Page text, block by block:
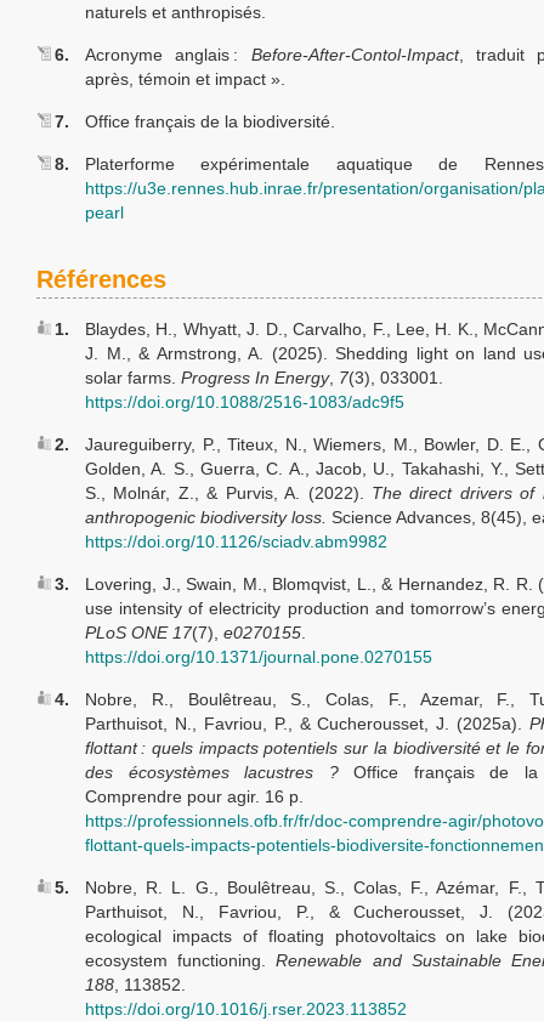
naturels et anthropisés.
6. Acronyme anglais : Before-After-Contol-Impact, traduit
après, témoin et impact ».
7. Office français de la biodiversité.
8.
Platerforme expérimentale aquatique de
https://u3e.rennes.hub.inrae.fr/presentation/organisation/
pearl
Références
1.
Blaydes, H., Whyatt, J. D., Carvalho, F., Lee, H. K.,
J. M., & Armstrong, A. (2025). Shedding light on land
solar farms. Progress In Energy, 7(3), 033001.
https://doi.org/10.1088/2516-1083/adc9f5
2.
Jaureguiberry, P., Titeux, N., Wiemers, M., Bowler, D. E.,
Golden, A. S., Guerra, C. A., Jacob, U., Takahashi, Y.,
S., Molnár, Z., & Purvis, A. (2022). The direct drivers of
anthropogenic biodiversity loss. Science Advances, 8(45),
https://doi.org/10.1126/sciadv.abm9982
3.
Lovering, J., Swain, M., Blomqvist, L., & Hernandez, R. R.
use intensity of electricity production and tomorrow’s
PLoS ONE 17(7), e0270155.
https://doi.org/10.1371/journal.pone.0270155
4.
Nobre, R., Boulêtreau, S., Colas, F., Azemar, F.,
Parthuisot, N., Favriou, P., & Cucherousset, J. (2025a).
flottant : quels impacts potentiels sur la biodiversité et le
des écosystèmes lacustres ?Office français de la
Comprendre pour agir. 16 p.
https://professionnels.ofb.fr/fr/doc-comprendre-agir/
flottant-quels-impacts-potentiels-biodiversite-
5.
Nobre, R. L. G., Boulêtreau, S., Colas, F., Azémar, F.,
Parthuisot, N., Favriou, P., & Cucherousset, J.
ecological impacts of floating photovoltaics on lake
ecosystem functioning.Renewable and Sustainable
188, 113852.
https://doi.org/10.1016/j.rser.2023.113852